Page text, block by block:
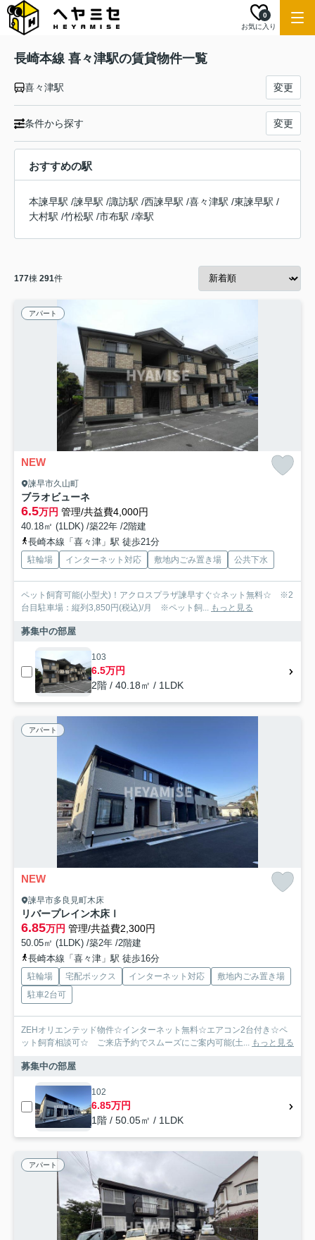
お気に入り
0
長崎本線 喜々津駅の賃貸物件一覧
喜々津駅 変更
条件から探す 変更
おすすめの駅
本諫早駅 /諫早駅 /諏訪駅 /西諫早駅 /喜々津駅 /東諫早駅 /
大村駅 /竹松駅 /市布駅 /幸駅
177棟 291件
アパート
NEW
諫早市久山町
ブラオビューネ
6.5万円 管理/共益費4,000円
40.18㎡ (1LDK) /築22年 /2階建
長崎本線「喜々津」駅 徒歩21分
駐輪場 インターネット対応 敷地内ごみ置き場 公共下水
ペット飼育可能(小型犬)！アクロスプラザ諫早すぐ☆ネット無料☆ ※2
台目駐車場：縦列3,850円(税込)/月 ※ペット飼... もっと見る
募集中の部屋
103
6.5万円
2階 / 40.18㎡ / 1LDK
アパート
NEW
諫早市多良見町木床
リバープレイン木床Ⅰ
6.85万円 管理/共益費2,300円
50.05㎡ (1LDK) /築2年 /2階建
長崎本線「喜々津」駅 徒歩16分
駐輪場 宅配ボックス インターネット対応
敷地内ごみ置き場
駐車2台可
ZEHオリエンテッド物件☆インターネット無料☆エアコン2台付き☆ペ
ット飼育相談可☆ ご来店予約でスムーズにご案内可能(土... もっと見る
募集中の部屋
102
6.85万円
1階 / 50.05㎡ / 1LDK
アパート